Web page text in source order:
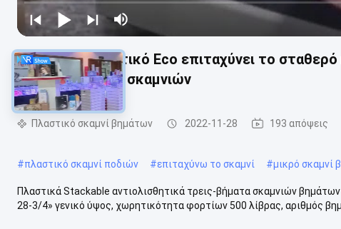
Το φιλικό πλαστικό Eco επιταχύνει το
πολυαιθυλενίου σκαμνιών
Πλαστικό σκαμνί βημάτων 2022-11-28 193 απόψεις
#πλαστικό σκαμνί ποδιών #επιταχύνω το σκαμνί #μικρό σκαμνί
Πλαστικά Stackable αντιολισθητικά τρεις-βήματα σκαμνιών
28-3/4» γενικό ύψος, χωρητικότητα φορτίων 500 λίβρας, αριθμός